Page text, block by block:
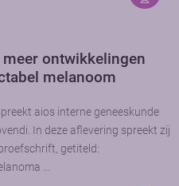
ontwikkelingen
melanoom
aios interne geneeskunde
In deze aflevering spreekt zij
getiteld:
…